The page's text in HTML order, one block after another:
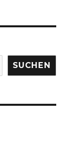
SUCHEN